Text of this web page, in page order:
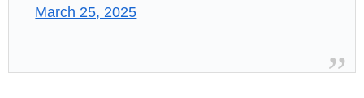
March 25, 2025